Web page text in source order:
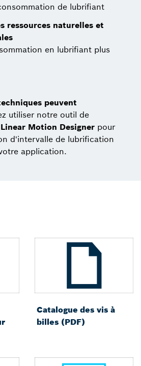
de lubrifiant
ressources naturelles et
en lubrifiant plus
peuvent
utiliser notre outil de
Linear Motion Designer pour
d'intervalle de lubrification
application.
Catalogue des vis à
billes (PDF)